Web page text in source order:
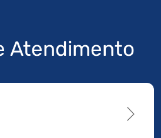
Atendimento